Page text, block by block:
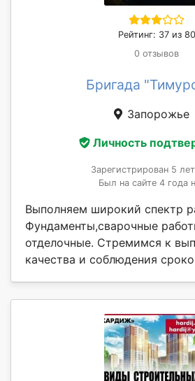
Рейтинг: 37 из 80
0 отзывов
Бригада
Запорожье
Личность
Зарегистрирован 5
Был на сайте 4 года
Выполняем широкий спектр
Фундаменты,сварочные
отделочные. Стремимся к
качества и соблюдения